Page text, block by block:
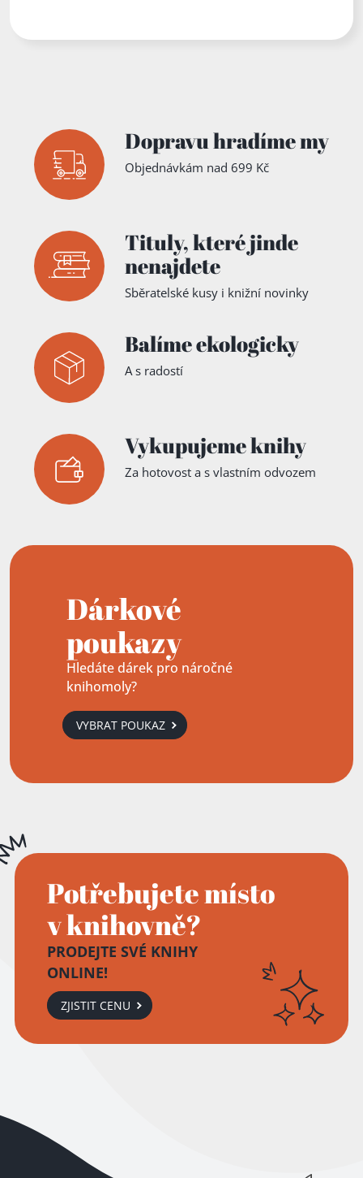
Dopravu hradíme my
Objednávkám nad 699 Kč
Tituly,které jinde
nenajdete
Sběratelské kusy i knižní novinky
Balíme ekologicky
A s radostí
Vykupujeme knihy
Za hotovost a s vlastním odvozem
Dárkové
poukazy
Hledáte dárek pro náročné
knihomoly?
VYBRAT POUKAZ
Potřebujete místo
v knihovně?
PRODEJTE SVÉ KNIHY
ONLINE!
ZJISTIT CENU